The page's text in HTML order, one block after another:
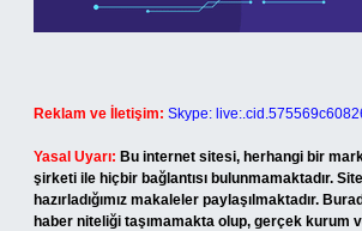
Reklam ve İletişim: Skype:
Yasal Uyarı: Bu internet sitesi, herhangi bir
şirketi ile hiçbir bağlantısı bulunmamaktadır.
hazırladığımız makaleler paylaşılmaktadır.
haber niteliği taşımamakta olup, gerçek kurum